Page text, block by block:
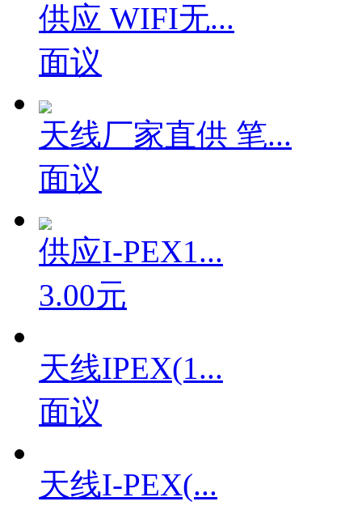
供应 WIFI无...
面议
天线厂家直供 笔...
面议
供应I-PEX1...
3.00元
天线IPEX(1...
面议
天线I-PEX(...